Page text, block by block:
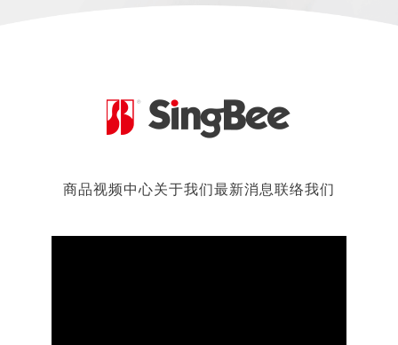
商品视频中心关于我们最新消息联络我们